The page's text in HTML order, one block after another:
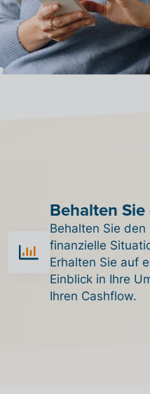
Behalten
Behalten Sie
finanzielle
Erhalten Sie auf
Einblick in Ihre
Ihren Cashflow.